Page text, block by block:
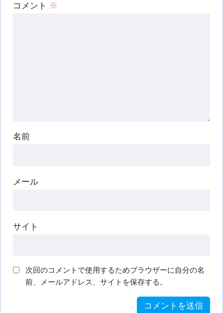
コメント ※
名前
メール
サイト
次回のコメントで使用するためブラウザーに自分の名
前、メールアドレス、サイトを保存する。